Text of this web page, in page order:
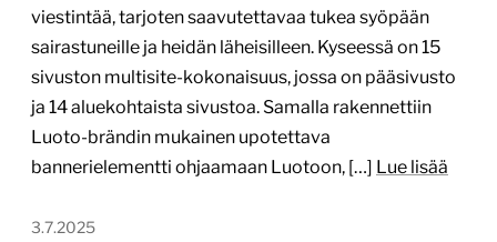
viestintää, tarjoten saavutettavaa tukea syöpään
sairastuneille ja heidän läheisilleen. Kyseessä on 15
sivuston multisite-kokonaisuus, jossa on pääsivusto
ja 14 aluekohtaista sivustoa. Samalla rakennettiin
Luoto-brändin mukainen upotettava
bannerielementti ohjaamaan Luotoon, […] Lue lisää
3.7.2025